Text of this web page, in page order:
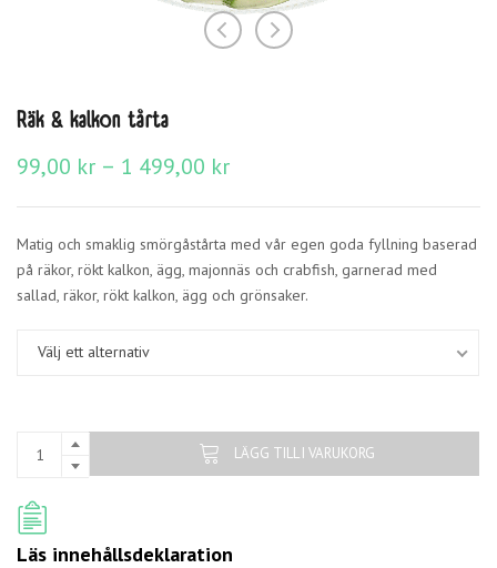
Räk & kalkon tårta
99,00 kr – 1 499,00 krPrisintervall:
till
1
499,00 kr
Matig och smaklig smörgåstårta med vår egen goda fyllning baserad
på räkor, rökt kalkon, ägg, majonnäs och crabfish, garnerad med
sallad, räkor, rökt kalkon, ägg och grönsaker.
Välj ett alternativ
LÄGG TILL I VARUKORG
Läs innehållsdeklaration